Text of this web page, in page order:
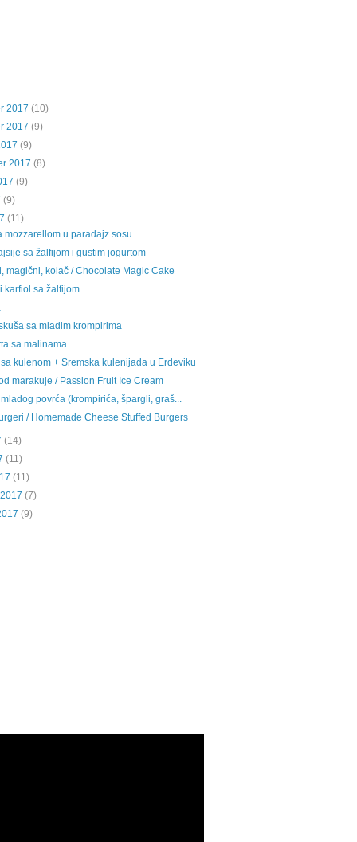
2017 (10)
2017 (9)
(9)
2017 (8)
(9)
(9)
(11)
mozzarellom u paradajz sosu
sa žalfijom i gustim jogurtom
magični, kolač / Chocolate Magic Cake
karfiol sa žalfijom
sa mladim krompirima
sa malinama
kulenom + Sremska kulenijada u Erdeviku
marakuje / Passion Fruit Ice Cream
povrća (krompirića, špargli, graš...
/ Homemade Cheese Stuffed Burgers
(14)
(11)
(11)
(7)
(9)